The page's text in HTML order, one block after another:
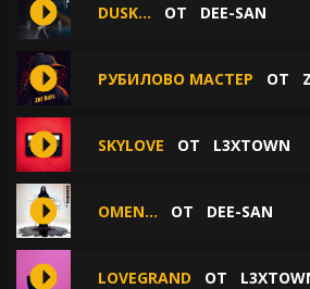
DUSK... ОТ DEE-SAN
РУБИЛОВО МАСТЕР ОТ
SKYLOVE ОТ L3XTOWN
OMEN... ОТ DEE-SAN
LOVEGRAND ОТ